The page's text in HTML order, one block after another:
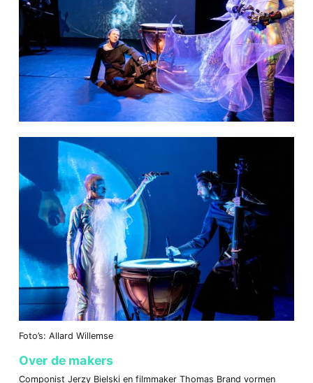
Foto’s: Allard Willemse
Over de makers
Componist Jerzy Bielski en filmmaker Thomas Brand vormen